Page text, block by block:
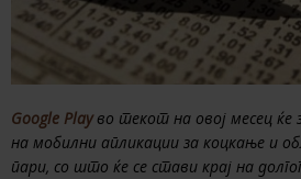
Google Playво текот на овој месец ќе
на мобилни апликации за коцкање и
пари, со што ќе се стави крај на